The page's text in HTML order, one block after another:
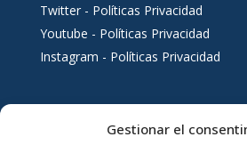
Gestionar el
Twitter - Políticas Privacidad
Youtube - Políticas Privacidad
Instagram - Políticas Privacidad
Servicios al ciudadano